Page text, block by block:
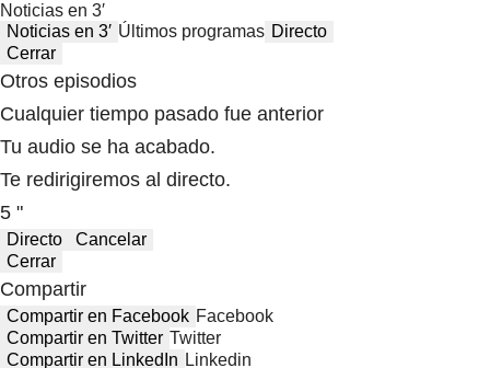
Noticias en 3′
Noticias en 3′ Últimos programas Directo
Cerrar
Otros episodios
Cualquier tiempo pasado fue anterior
Tu audio se ha acabado.
Te redirigiremos al directo.
5 "
Directo
Cancelar
Cerrar
Compartir
Compartir en Facebook Facebook
Compartir en Twitter Twitter
Compartir en LinkedIn Linkedin